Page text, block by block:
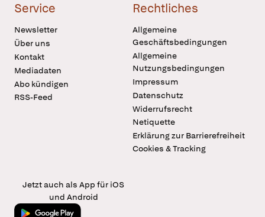
Service
Newsletter
Über uns
Kontakt
Mediadaten
Abo kündigen
RSS-Feed
Rechtliches
Allgemeine
Geschäftsbedingungen
Allgemeine
Nutzungsbedingungen
Impressum
Datenschutz
Widerrufsrecht
Netiquette
Erklärung zur Barrierefreiheit
Cookies & Tracking
Jetzt auch als App für iOS
und Android
Jetzt bei Google Play